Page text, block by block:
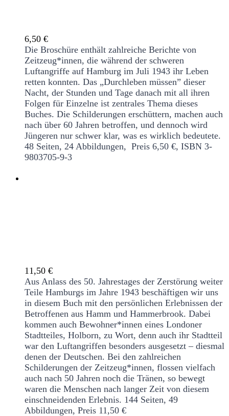
6,50 €
Die Broschüre enthält zahlreiche Berichte von
Zeitzeug*innen, die während der schweren
Luftangriffe auf Hamburg im Juli 1943 ihr Leben
retten konnten. Das „Durchleben müssen” dieser
Nacht, der Stunden und Tage danach mit all ihren
Folgen für Einzelne ist zentrales Thema dieses
Buches. Die Schilderungen erschüttern, machen auch
nach über 60 Jahren betroffen, und dennoch wird
Jüngeren nur schwer klar, was es wirklich bedeutete.
48 Seiten, 24 Abbildungen, Preis 6,50 €, ISBN 3-
9803705-9-3
11,50 €
Aus Anlass des 50. Jahrestages der Zerstörung weiter
Teile Hamburgs im Jahre 1943 beschäftigen wir uns
in diesem Buch mit den persönlichen Erlebnissen der
Betroffenen aus Hamm und Hammerbrook. Dabei
kommen auch Bewohner*innen eines Londoner
Stadtteiles, Holborn, zu Wort, denn auch ihr Stadtteil
war den Luftangriffen besonders ausgesetzt – diesmal
denen der Deutschen. Bei den zahlreichen
Schilderungen der Zeitzeug*innen, flossen vielfach
auch nach 50 Jahren noch die Tränen, so bewegt
waren die Menschen nach langer Zeit von diesem
einschneidenden Erlebnis. 144 Seiten, 49
Abbildungen, Preis 11,50 €